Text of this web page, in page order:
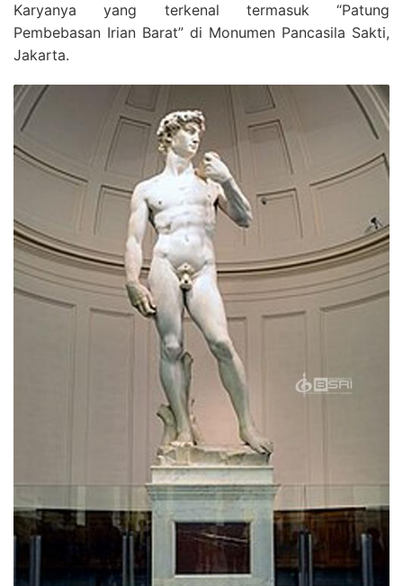
Karyanya yang terkenal termasuk “Patung
Pembebasan Irian Barat” di Monumen Pancasila Sakti,
Jakarta.